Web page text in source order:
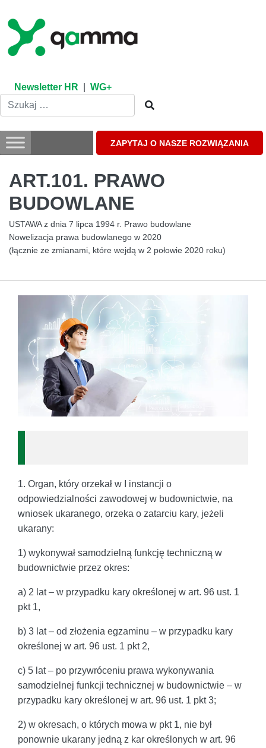
content
Newsletter HR WG+
ZAPYTAJ O NASZE ROZWIĄZANIA
ART.101. PRAWO
BUDOWLANE
USTAWA z dnia 7 lipca 1994 r. Prawo budowlane
Nowelizacja prawa budowlanego w 2020
(łącznie ze zmianami, które wejdą w 2 połowie 2020 roku)
1. Organ, który orzekał w I instancji o
odpowiedzialności zawodowej w budownictwie, na
wniosek ukaranego, orzeka o zatarciu kary, jeżeli
ukarany:
1) wykonywał samodzielną funkcję techniczną w
budownictwie przez okres:
a) 2 lat – w przypadku kary określonej w art. 96 ust. 1
pkt 1,
b) 3 lat – od złożenia egzaminu – w przypadku kary
określonej w art. 96 ust. 1 pkt 2,
c) 5 lat – po przywróceniu prawa wykonywania
samodzielnej funkcji technicznej w budownictwie – w
przypadku kary określonej w art. 96 ust. 1 pkt 3;
2) w okresach, o których mowa w pkt 1, nie był
ponownie ukarany jedną z kar określonych w art. 96